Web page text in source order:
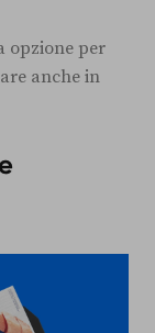
opzione per
anche in